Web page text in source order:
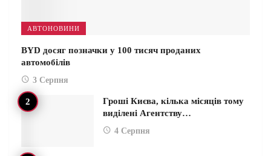
АВТОНОВИНИ
BYD досяг позначки у 100 тисяч проданих
автомобілів
3 Серпня
Гроші Києва, кілька місяців тому
виділені Агентству…
4 Серпня